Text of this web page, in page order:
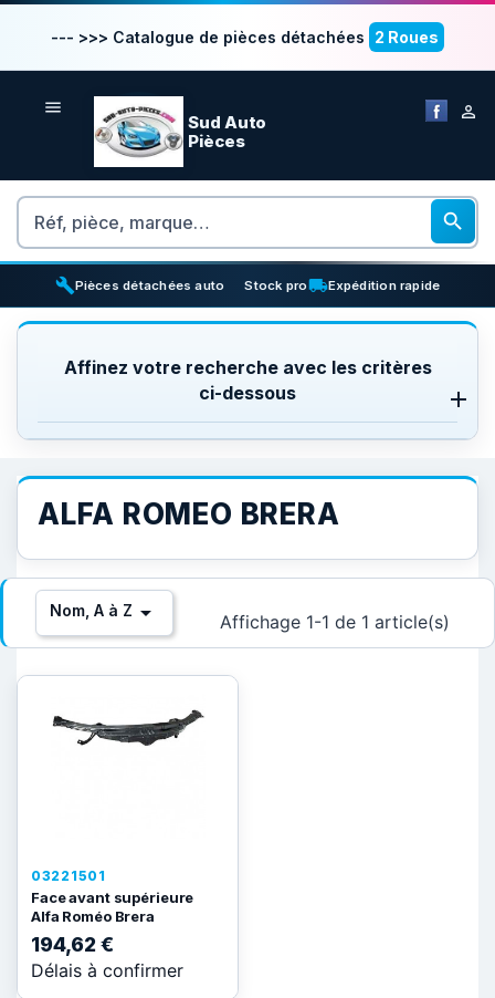
--- >>> Catalogue de pièces détachées 2 Roues
 
Sud Auto
Pièces
Rechercher

buildPièces détachées auto inventory_2
Stock prolocal_shippingExpédition rapide
Affinez votre recherche avec les critères
ci-dessous
ALFA ROMEO BRERA
Nom, A à Z  Affichage 1-1 de 1 article(s)
03221501
Face avant supérieure
Alfa Roméo Brera
194,62 €
Délais à confirmer